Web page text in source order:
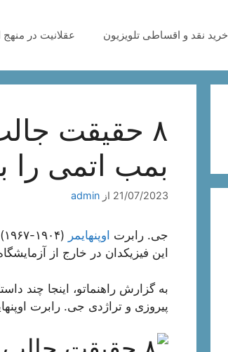
خرید نقد و اقساطی تلویزیون عقلانیت در منهج
۸ حقیقت
بمب اتمی را
21/07/2023 از admin
جی. رابرت اوپنهایمر
این فیزیکدان در خارج از
به گزارش راهنماتو، اینجا چند
پیروزی و تراژدی جی. رابرت